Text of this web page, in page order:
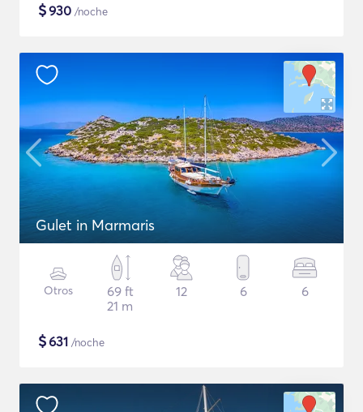
$930 /noche
Gulet in Marmaris
Otros
69 ft
21 m
12 6 6
$631 /noche